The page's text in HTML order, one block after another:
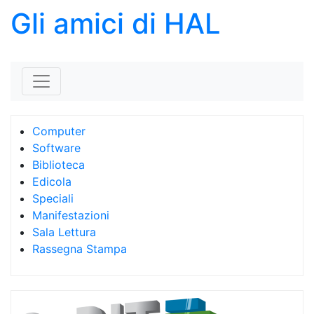
Gli amici di HAL
Computer
Software
Biblioteca
Edicola
Speciali
Manifestazioni
Sala Lettura
Rassegna Stampa